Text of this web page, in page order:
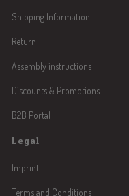
Shipping Information
Return
Assembly instructions
Discounts & Promotions
B2B Portal
Legal
Imprint
Terms and Conditions